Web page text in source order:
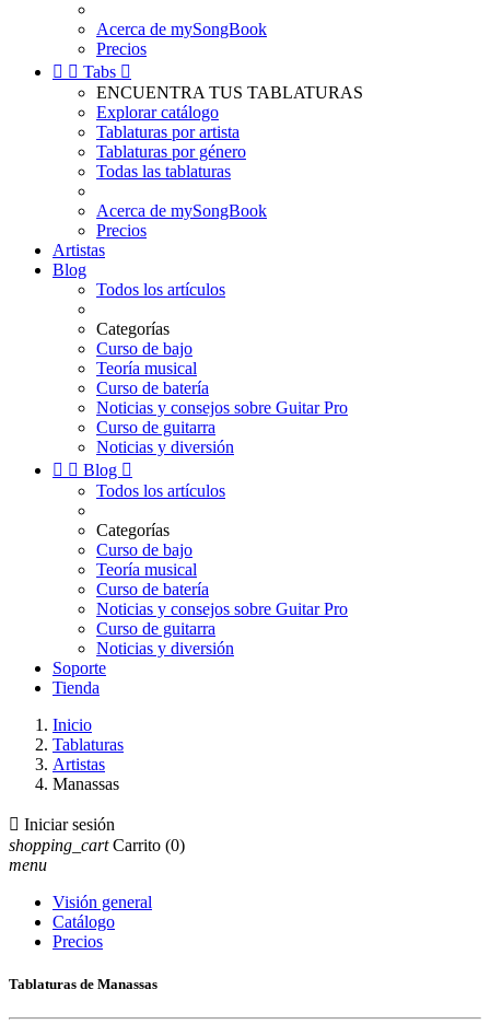
Acerca de mySongBook
Precios
  Tabs 
ENCUENTRA TUS TABLATURAS
Explorar catálogo
Tablaturas por artista
Tablaturas por género
Todas las tablaturas
Acerca de mySongBook
Precios
Artistas
Blog
Todos los artículos
Categorías
Curso de bajo
Teoría musical
Curso de batería
Noticias y consejos sobre Guitar Pro
Curso de guitarra
Noticias y diversión
  Blog 
Todos los artículos
Categorías
Curso de bajo
Teoría musical
Curso de batería
Noticias y consejos sobre Guitar Pro
Curso de guitarra
Noticias y diversión
Soporte
Tienda
Inicio
Tablaturas
Artistas
Manassas
 Iniciar sesión
shopping_cart Carrito (0)
menu
Visión general
Catálogo
Precios
Tablaturas de Manassas